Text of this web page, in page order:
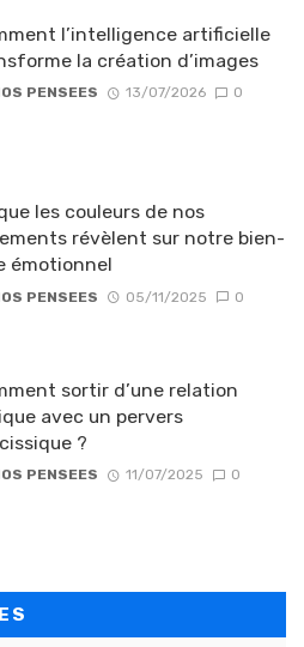
l’intelligence artificielle
la création d’images
PENSEES 13/07/2026 0
les couleurs de nos
révèlent sur notre bien-
émotionnel
PENSEES 05/11/2025 0
sortir d’une relation
avec un pervers
?
PENSEES 11/07/2025 0